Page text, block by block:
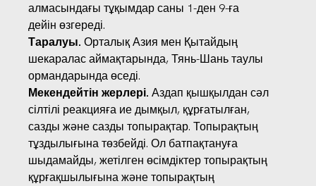
алмасындағы тұқымдар саны 1-ден 9-ға
дейін өзгереді.
Таралуы. Орталық Азия мен Қытайдың
шекаралас аймақтарында, Тянь-Шань таулы
ормандарында өседі.
Мекендейтін жерлері. Аздап қышқылдан сәл
сілтілі реакцияға ие дымқыл, құрғатылған,
сазды және сазды топырақтар. Топырақтың
тұздылығына төзбейді. Ол батпақтануға
шыдамайды, жетілген өсімдіктер топырақтың
құрғақшылығына және топырақтың